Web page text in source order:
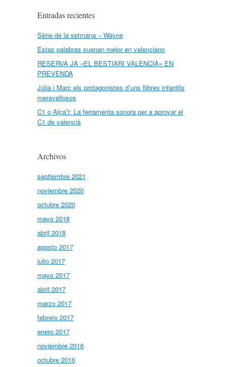
Entradas recientes
Sèrie de la setmana – Wayne
Estas palabras suenan mejor en valenciano
RESERVA JA «EL BESTIARI VALENCIÀ» EN
PREVENDA
Júlia i Marc els protagonistes d’uns llibres infantils
meravellosos
C1 o Alça’t: La ferramenta sonora per a aprovar el
C1 de valencià
Archivos
septiembre 2021
noviembre 2020
octubre 2020
mayo 2018
abril 2018
agosto 2017
julio 2017
mayo 2017
abril 2017
marzo 2017
febrero 2017
enero 2017
noviembre 2016
octubre 2016